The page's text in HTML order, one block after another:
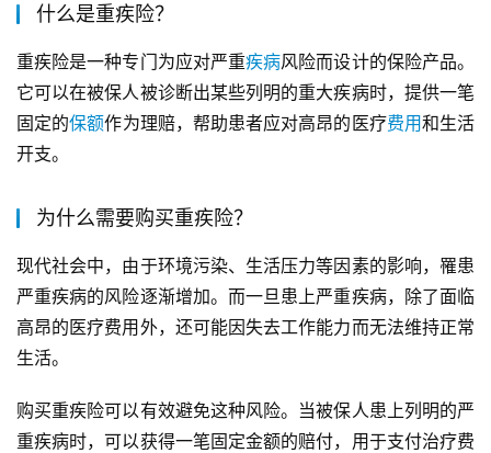
什么是重疾险？
重疾险是一种专门为应对严重疾病风险而设计的保险产品。
它可以在被保人被诊断出某些列明的重大疾病时，提供一笔
固定的保额作为理赔，帮助患者应对高昂的医疗费用和生活
开支。
为什么需要购买重疾险？
现代社会中，由于环境污染、生活压力等因素的影响，罹患
严重疾病的风险逐渐增加。而一旦患上严重疾病，除了面临
高昂的医疗费用外，还可能因失去工作能力而无法维持正常
生活。
购买重疾险可以有效避免这种风险。当被保人患上列明的严
重疾病时，可以获得一笔固定金额的赔付，用于支付治疗费